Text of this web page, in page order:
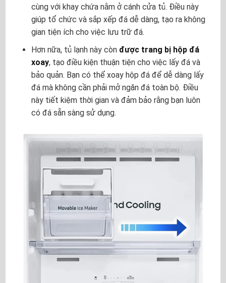
cùng với khay chứa nằm ở cánh cửa tủ. Điều này
giúp tổ chức và sắp xếp đá dễ dàng, tạo ra không
gian tiện ích cho việc lưu trữ đá.
Hơn nữa, tủ lạnh này còn được trang bị hộp đá
xoay, tạo điều kiện thuận tiện cho việc lấy đá và
bảo quản. Bạn có thể xoay hộp đá để dễ dàng lấy
đá mà không cần phải mở ngăn đá toàn bộ. Điều
này tiết kiệm thời gian và đảm bảo rằng bạn luôn
có đá sẵn sàng sử dụng.